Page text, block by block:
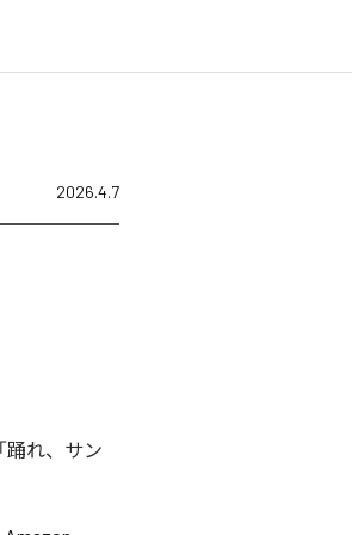
2026.4.7
踊れ、サン